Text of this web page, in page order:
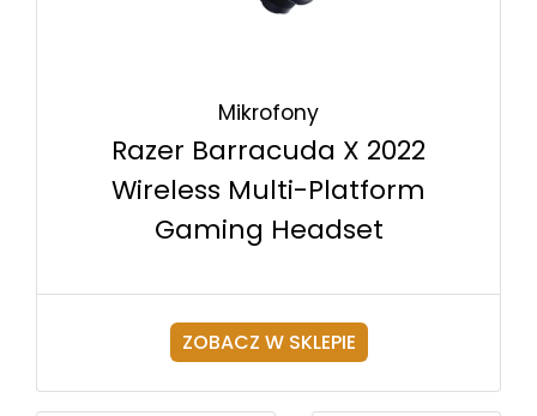
Mikrofony
Razer Barracuda X 2022
Wireless Multi-Platform
Gaming Headset
ZOBACZ W SKLEPIE